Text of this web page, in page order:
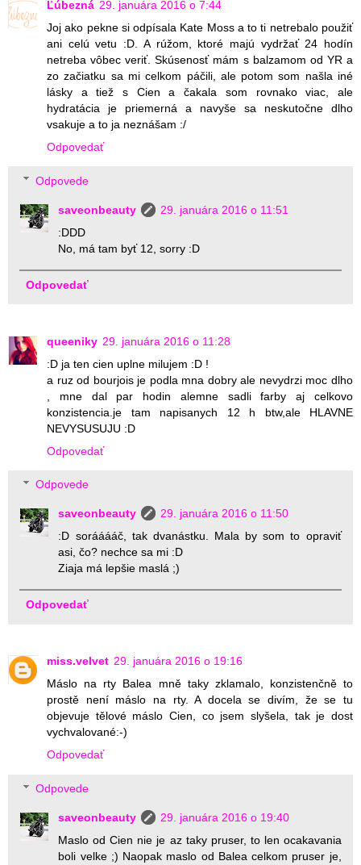
Ľúbezná 29. januára 2016 o 7:44
Joj ako pekne si odpísala Kate Moss a to ti netrebalo použiť
ani celú vetu :D. A rúžom, ktoré majú vydržať 24 hodín
netreba vôbec veriť. Skúsenosť mám s balzamom od YR a
zo začiatku sa mi celkom páčili, ale potom som našla iné
lásky a tiež s Cien a čakala som rovnako viac, ale
hydratácia je priemerná a navyše sa neskutočne dlho
vsakuje a to ja neznášam :/
Odpovedať
Odpovede
saveonbeauty
29. januára 2016 o 11:51
:DDD
No, má tam byť 12, sorry :D
Odpovedať
queeniky 29. januára 2016 o 11:28
:D ja ten cien uplne milujem :D !
a ruz od bourjois je podla mna dobry ale nevydrzi moc dlho
, mne dal par hodin alemne sadli farby aj celkovo
konzistencia.je tam napisanych 12 h btw,ale HLAVNE
NEVYSUSUJU :D
Odpovedať
Odpovede
saveonbeauty
29. januára 2016 o 11:50
:D sorááááč, tak dvanástku. Mala by som to opraviť
asi, čo? nechce sa mi :D
Ziaja má lepšie maslá ;)
Odpovedať
miss.velvet 29. januára 2016 o 19:16
Máslo na rty Balea mně taky zklamalo, konzistenčně to
prostě není máslo na rty. A docela se divím, že se tu
objevuje tělové máslo Cien, co jsem slyšela, tak je dost
vychvalované:-)
Odpovedať
Odpovede
saveonbeauty
29. januára 2016 o 19:40
Maslo od Cien nie je az taky pruser, to len ocakavania
boli velke ;) Naopak maslo od Balea celkom pruser je,